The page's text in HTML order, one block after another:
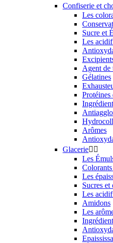
Confiserie et
Les
Sucre et
Les
Agent de
Gélatines
Protéines
Arômes
Glacerie 
Les
Les
Sucres et
Les
Amidons
Les